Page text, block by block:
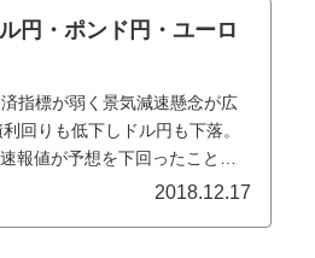
円・ポンド円・ユーロ
指標が弱く景気減速懸念が広
回りも低下しドル円も下落。
報値が予想を下回ったことで
2018.12.17